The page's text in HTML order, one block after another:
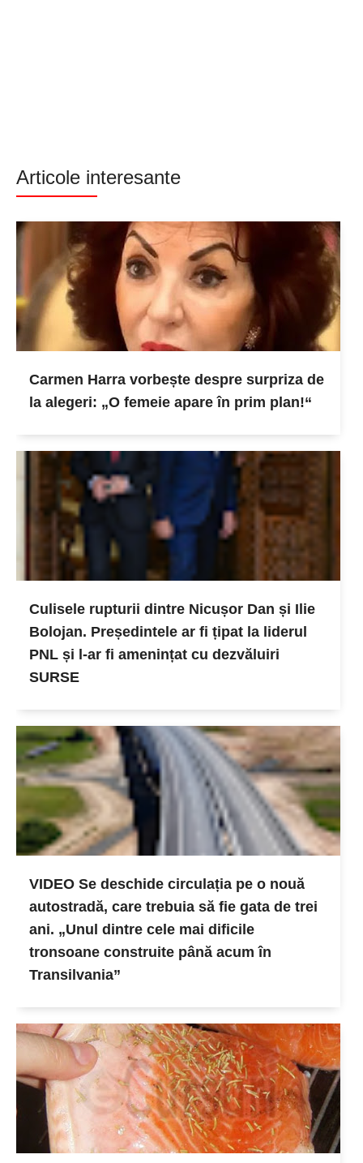
Articole interesante
Carmen Harra vorbește despre surpriza de
la alegeri: „O femeie apare în prim plan!“
Culisele rupturii dintre Nicușor Dan și Ilie
Bolojan. Președintele ar fi țipat la liderul
PNL și l-ar fi amenințat cu dezvăluiri
SURSE
VIDEO Se deschide circulația pe o nouă
autostradă, care trebuia să fie gata de trei
ani. „Unul dintre cele mai dificile
tronsoane construite până acum în
Transilvania”